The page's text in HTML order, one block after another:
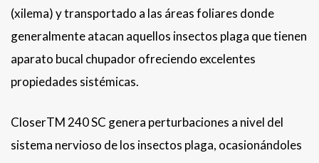
(xilema) y transportado a las áreas foliares donde
generalmente atacan aquellos insectos plaga que tienen
aparato bucal chupador ofreciendo excelentes
propiedades sistémicas.
CloserTM 240 SC genera perturbaciones a nivel del
sistema nervioso de los insectos plaga, ocasionándoles